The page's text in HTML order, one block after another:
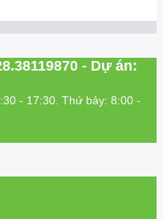
- Dự án:
- 17:30. Thứ bảy: 8:00 -